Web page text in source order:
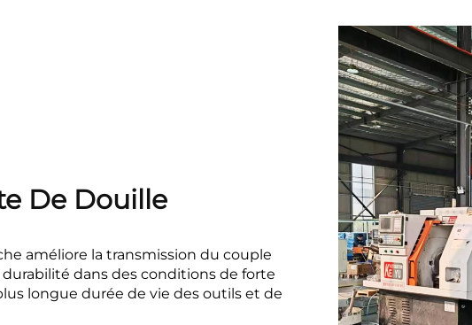
De Douille
améliore la transmission du couple
dans des conditions de forte
longue durée de vie des outils et de